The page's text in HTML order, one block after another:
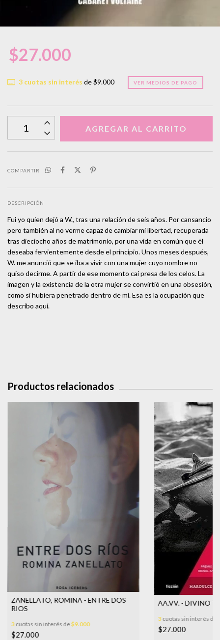
$27.000
3cuotas sin interés de$9.000 VER MEDIOS DE PAGO
COMPARTIR
DESCRIPCIÓN
Fui yo quien dejó a W., tras una relación de seis años. Por cansancio
pero también al no verme capaz de cambiar mi libertad, recuperada
tras dieciocho años de matrimonio, por una vida en común que él
deseaba fervientemente desde el principio. Unos meses después,
W. me anunció que se iba a vivir con una mujer cuyo nombre no
quiso decirme. A partir de ese momento caí presa de los celos. La
imagen y la existencia de la otra mujer se convirtió en una obsesión,
como si hubiera penetrado dentro de mí. Esa es la ocupación que
describo aquí.
Productos relacionados
ZANELLATO, ROMINA - ENTRE DOS
RIOS
3cuotas sin interés de$9.000
$27.000
AA.VV. - DIVINO
3cuotas sin interés de
$27.000